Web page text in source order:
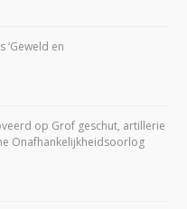
en
op Grof geschut, artillerie
Onafhankelijkheidsoorlog